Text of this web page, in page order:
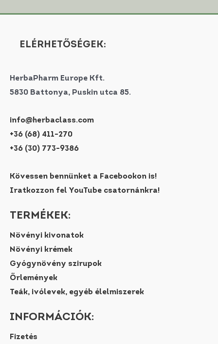
ELÉRHETŐSÉGEK:
HerbaPharm Europe Kft.
5830 Battonya, Puskin utca 85.
info@herbaclass.com
+36 (68) 411-270
+36 (30) 773-9386
Kövessen bennünket a Facebookon is!
Iratkozzon fel YouTube csatornánkra!
TERMÉKEK:
Növényi kivonatok
Növényi krémek
Gyógynövény szirupok
Őrlemények
Teák, ivólevek, egyéb élelmiszerek
INFORMÁCIÓK:
Fizetés